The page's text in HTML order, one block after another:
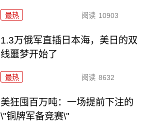
最热 阅读 10903
1.3万俄军直插日本海，美日的双
线噩梦开始了
最热 阅读 8632
美狂囤百万吨：一场提前下注的
\"铜牌军备竞赛\"